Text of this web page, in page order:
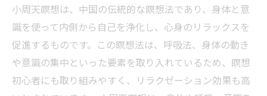
小周天瞑想は、中国の伝統的な瞑想法であり、身体と意
識を使って内側から自己を浄化し、心身のリラックスを
促進するものです。この瞑想法は、呼吸法、身体の動き
や意識の集中といった要素を取り入れているため、瞑想
初心者にも取り組みやすく、リラクゼーション効果も高